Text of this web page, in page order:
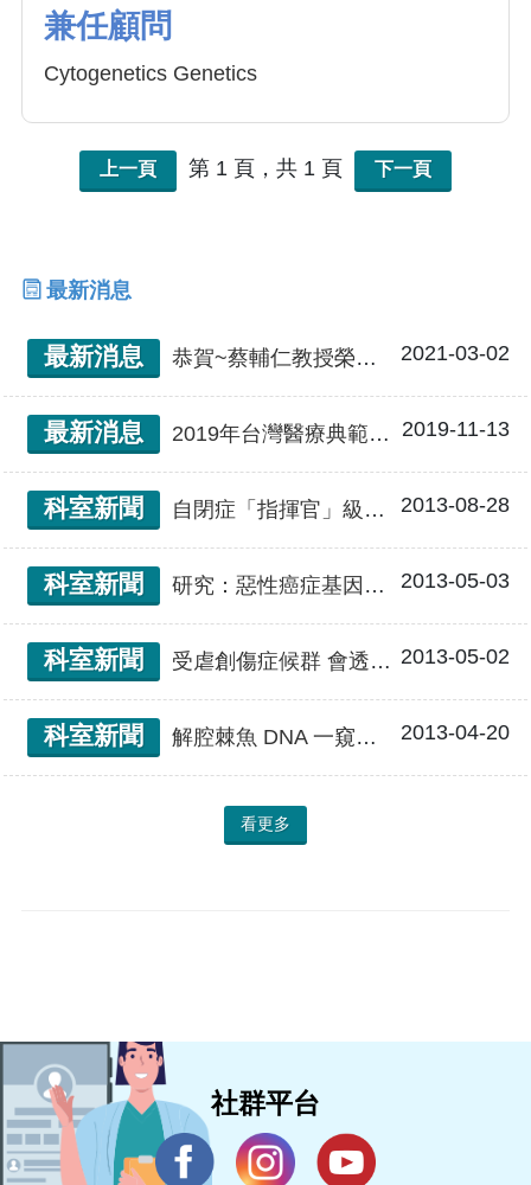
兼任顧問
Cytogenetics Genetics
上一頁 第 1 頁，共 1 頁 下一頁
最新消息
最新消息 恭賀~蔡輔仁教授榮獲第30屆「醫療奉獻獎」 2021-03-02
最新消息 2019年台灣醫療典範獎 中國醫藥大學蔡輔仁副校長獲殊榮，為台灣罕見疾病病人點上一盞不熄的燈 2019-11-13
科室新聞 自閉症「指揮官」級基因 找到了！ 2013-08-28
科室新聞 研究：惡性癌症基因有關聯 2013-05-03
科室新聞 受虐創傷症候群 會透過基因遺傳 2013-05-02
科室新聞 解腔棘魚 DNA 一窺生物演變 2013-04-20
看更多
社群平台